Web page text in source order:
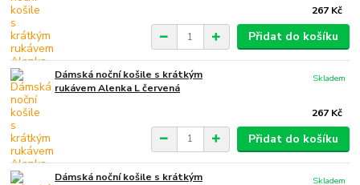
267 Kč
Přidat do košíku
Dámská noční košile s krátkým
rukávem Alenka L červená
267 Kč
Skladem
Přidat do košíku
Dámská noční košile s krátkým
Skladem